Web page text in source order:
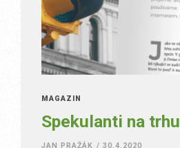
MAGAZÍN
Spekulanti na trhu
JAN PRAŽÁK / 30.4.2020